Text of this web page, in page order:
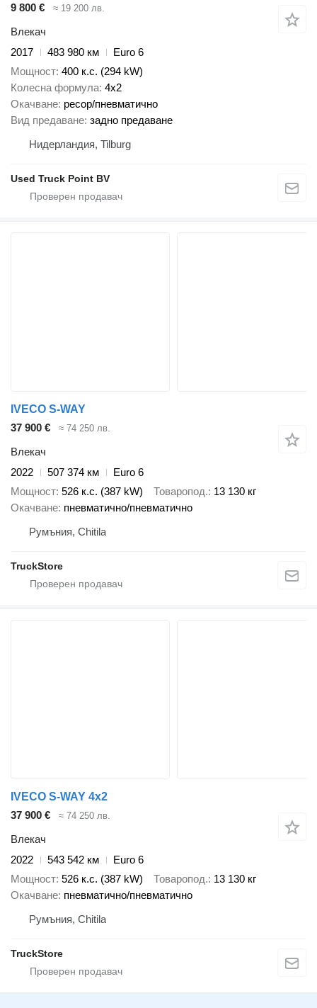
9 800 € ≈ 19 200 лв.
Влекач
2017
483 980 км
Euro 6
Мощност 400 к.с. (294 kW)
Колесна формула 4x2
Окачване ресор/пневматично
Вид предаване задно предаване
Нидерландия, Tilburg
Used Truck Point BV
IVECO S-WAY
37 900 €
≈ 74 250 лв.
Влекач
2022
507 374 км
Euro 6
Мощност 526 к.с. (387 kW) Товаропод. 13 130 кг
Окачване пневматично/пневматично
Румъния, Chitila
TruckStore
IVECO S-WAY 4x2
37 900 €
≈ 74 250 лв.
Влекач
2022
543 542 км
Euro 6
Мощност 526 к.с. (387 kW) Товаропод. 13 130 кг
Окачване пневматично/пневматично
Румъния, Chitila
TruckStore